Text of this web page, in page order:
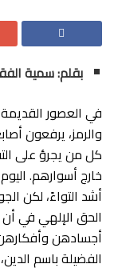
بقلم: سمية
في العصور
والرمز، يرفعون
كل من يجرؤ على
خارج أسوارهم.
أشد التواءً، لكن
الحق الإلهي في أن
أجسادهن
الفضيلة باسم